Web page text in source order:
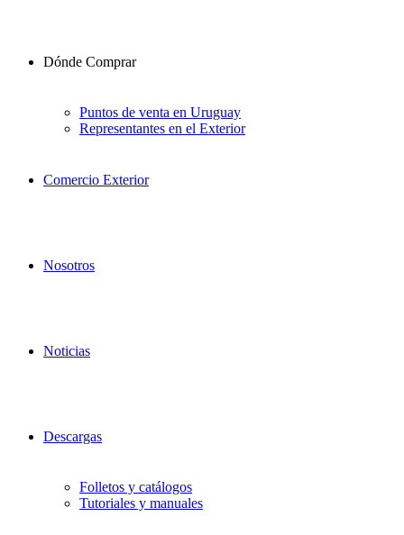
Dónde Comprar
Puntos de venta en Uruguay
Representantes en el Exterior
Comercio Exterior
Nosotros
Noticias
Descargas
Folletos y catálogos
Tutoriales y manuales